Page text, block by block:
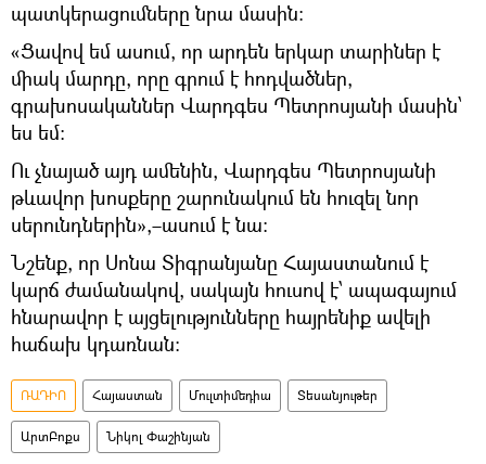
պատկերացումները նրա մասին։
«Ցավով եմ ասում, որ արդեն երկար տարիներ է
միակ մարդը, որը գրում է հոդվածներ,
գրախոսականներ Վարդգես Պետրոսյանի մասին՝
ես եմ։
Ու չնայած այդ ամենին, Վարդգես Պետրոսյանի
թևավոր խոսքերը շարունակում են հուզել նոր
սերունդներին»,–ասում է նա։
Նշենք, որ Սոնա Տիգրանյանը Հայաստանում է
կարճ ժամանակով, սակայն հուսով է՝ ապագայում
հնարավոր է այցելությունները հայրենիք ավելի
հաճախ կդառնան։
ՌԱԴԻՈ Հայաստան Մուլտիմեդիա Տեսանյութեր
ԱրտԲոքս Նիկոլ Փաշինյան